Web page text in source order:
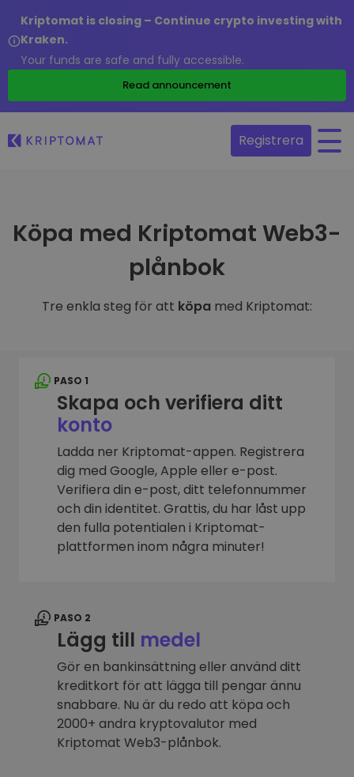
Kriptomat is closing – Continue crypto investing with
Kraken.
Your funds are safe and fully accessible.
Read announcement
Registrera
Köpa med Kriptomat Web3-
plånbok
Tre enkla steg för att köpa med Kriptomat:
PASO 1
Skapa och verifiera ditt
konto
Ladda ner Kriptomat-appen. Registrera
dig med Google, Apple eller e-post.
Verifiera din e-post, ditt telefonnummer
och din identitet. Grattis, du har låst upp
den fulla potentialen i Kriptomat-
plattformen inom några minuter!
PASO 2
Lägg till medel
Gör en bankinsättning eller använd ditt
kreditkort för att lägga till pengar ännu
snabbare. Nu är du redo att köpa och
2000+ andra kryptovalutor med
Kriptomat Web3-plånbok.